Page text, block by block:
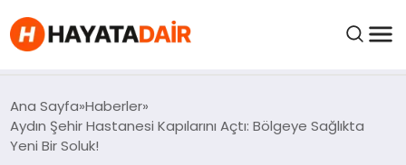
FIYATLAR
HABERLER
Ana Sayfa Haberler
Aydın Şehir Hastanesi Kapılarını Açtı: Bölgeye Sağlıkta
Yeni Bir Soluk!